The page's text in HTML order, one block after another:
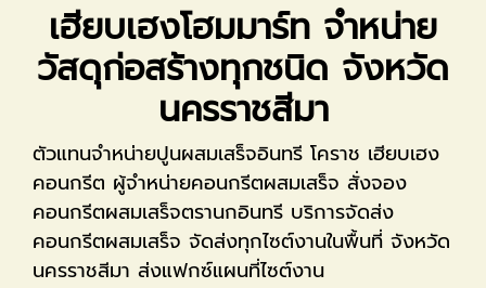
เฮียบเฮงโฮมมาร์ท จำหน่าย
วัสดุก่อสร้างทุกชนิด จังหวัด
นครราชสีมา
ตัวแทนจำหน่ายปูนผสมเสร็จอินทรี โคราช เฮียบเฮง
คอนกรีต ผู้จำหน่ายคอนกรีตผสมเสร็จ สั่งจอง
คอนกรีตผสมเสร็จตรานกอินทรี บริการจัดส่ง
คอนกรีตผสมเสร็จ จัดส่งทุกไซต์งานในพื้นที่ จังหวัด
นครราชสีมา ส่งแฟกซ์แผนที่ไซต์งาน